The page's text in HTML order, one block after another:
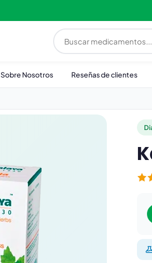
Sobre Nosotros Reseñas de clientes